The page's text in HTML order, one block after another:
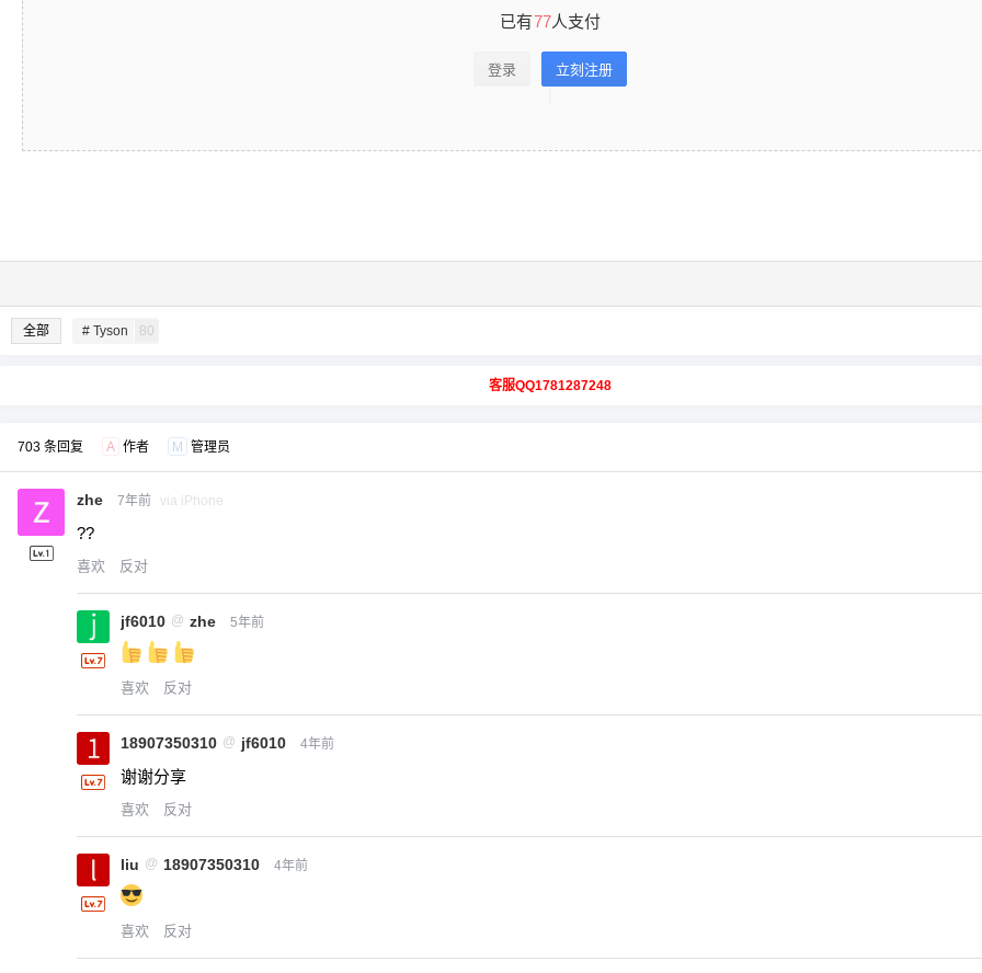
已有77人支付
登录 立刻注册
全部 # Tyson 80
客服QQ1781287248
703 条回复 A 作者 M 管理员
zhe 7年前 via iPhone
??
喜欢 反对
jf6010 @ zhe 5年前
喜欢 反对
18907350310 @ jf6010 4年前
谢谢分享
喜欢 反对
liu @ 18907350310 4年前
喜欢 反对